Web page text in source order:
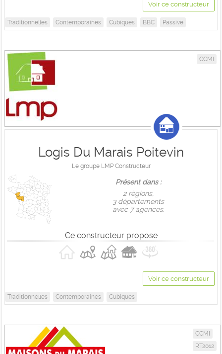
Voir ce constructeur
Traditionnelles Contemporaines Cubiques BBC Passive
CCMI
Logis Du Marais Poitevin
Le groupe LMP Constructeur
Présent dans :
2 règions,
3 départements
avec 7 agences.
Ce constructeur propose
Voir ce constructeur
Traditionnelles Contemporaines Cubiques
CCMI
RT2012